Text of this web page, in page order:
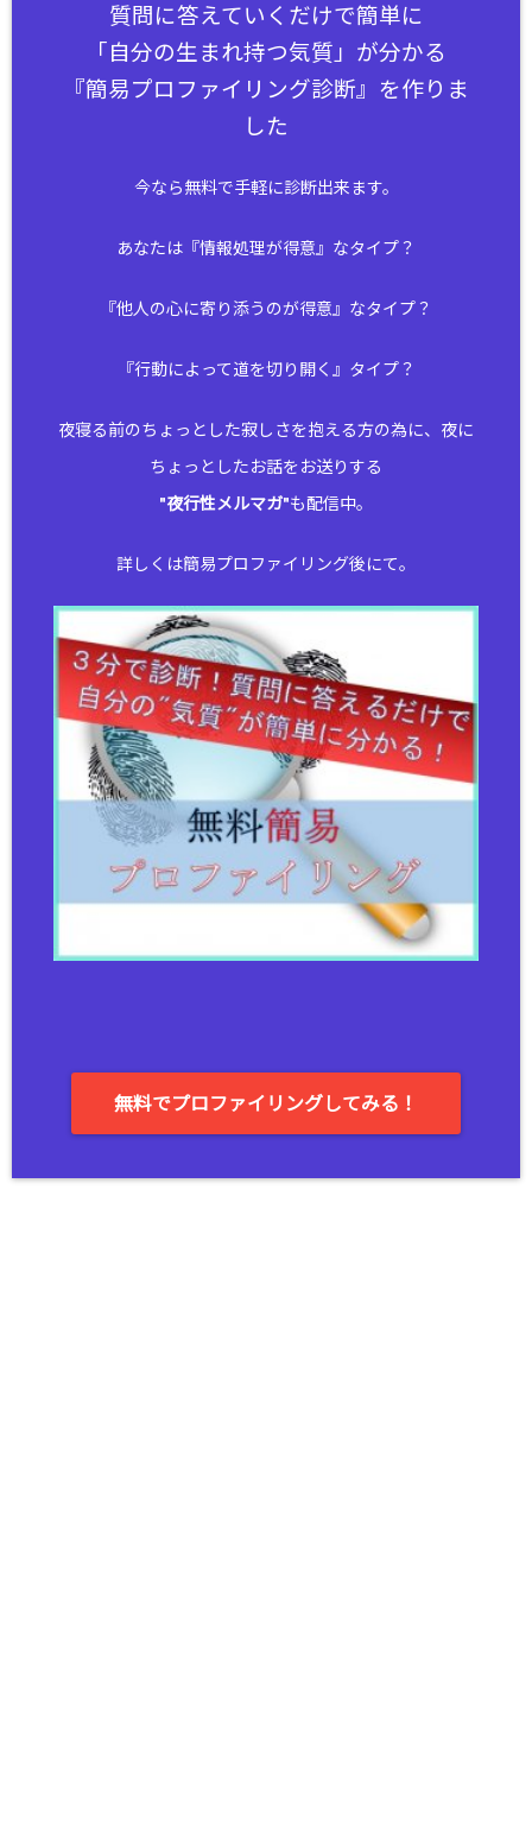
質問に答えていくだけで簡単に
「自分の生まれ持つ気質」が分かる
『簡易プロファイリング診断』を作りま
した
今なら無料で手軽に診断出来ます。
あなたは『情報処理が得意』なタイプ？
『他人の心に寄り添うのが得意』なタイプ？
『行動によって道を切り開く』タイプ？
夜寝る前のちょっとした寂しさを抱える方の為に、夜に
ちょっとしたお話をお送りする
"夜行性メルマガ"も配信中。
詳しくは簡易プロファイリング後にて。
無料でプロファイリングしてみる！